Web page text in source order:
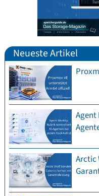
Neueste Artikel
Arctic